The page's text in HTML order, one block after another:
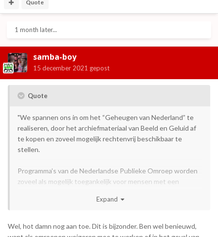
Quote
1 month later...
samba-boy
15 december 2021 gepost
Quote
"We spannen ons in om het “Geheugen van Nederland” te
realiseren, door het archiefmateriaal van Beeld en Geluid af
te kopen en zoveel mogelijk rechtenvrij beschikbaar te
stellen.
Programma’s van de Nederlandse Publieke Omroep worden
zoveel als mogelijk toegankelijk voor mensen met een
van onder andere audiodescriptie, gebarentolken en
Bron: Regeerakkoord 2021
Expand
Wel, hot damn nog aan toe. Dit is bijzonder. Ben wel benieuwd,